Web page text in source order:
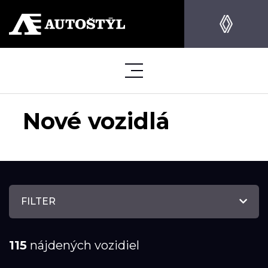
Nové vozidlá
FILTER
115 nájdených vozidiel